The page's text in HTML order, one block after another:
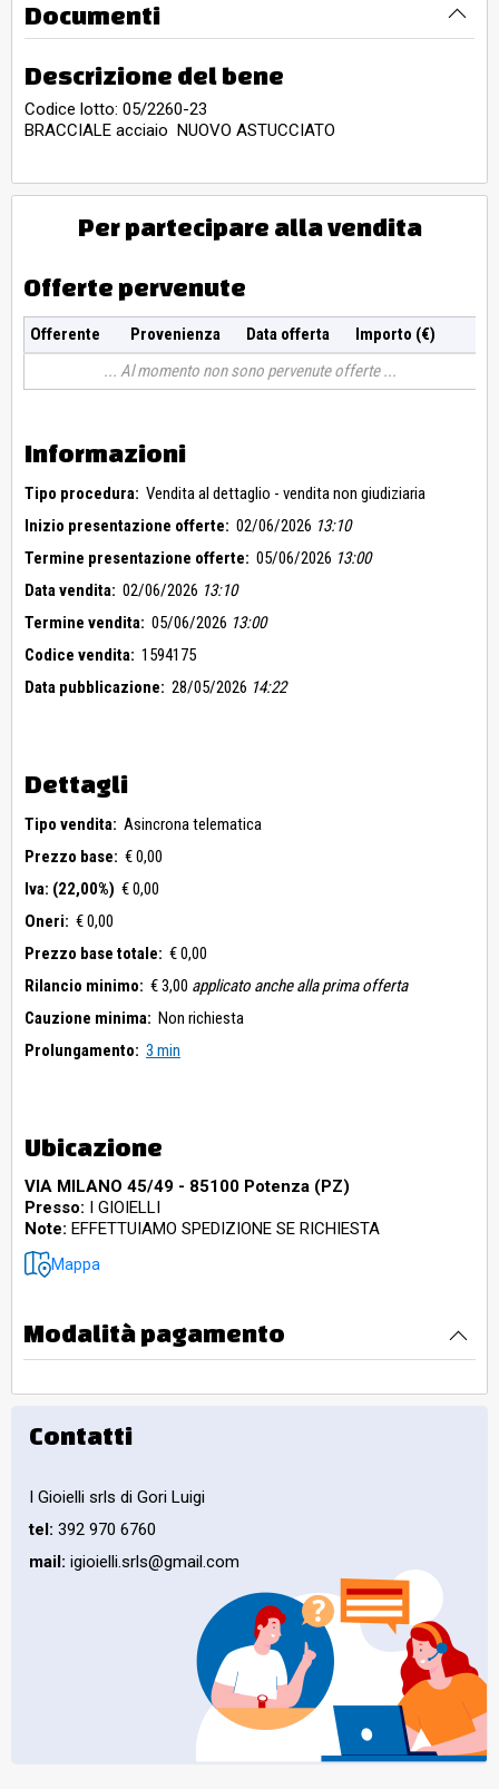
Documenti
Descrizione del bene
Codice lotto: 05/2260-23
BRACCIALE acciaio NUOVO ASTUCCIATO
Per partecipare alla vendita
Offerte pervenute
Offerente Provenienza Data offerta
Importo (€)
Al momento non sono pervenute offerte
Informazioni
Tipo procedura: Vendita al dettaglio - vendita non giudiziaria
Inizio presentazione offerte: 02/06/2026 13:10
Termine presentazione offerte: 05/06/2026 13:00
Data vendita: 02/06/2026 13:10
Termine vendita: 05/06/2026 13:00
Codice vendita: 1594175
Data pubblicazione: 28/05/2026 14:22
Dettagli
Tipo vendita: Asincrona telematica
Prezzo base: € 0,00
Iva: (22,00%) € 0,00
Oneri: € 0,00
Prezzo base totale: € 0,00
Rilancio minimo: € 3,00 applicato anche alla prima offerta
Cauzione minima: Non richiesta
Prolungamento: 3 min
Ubicazione
VIA MILANO 45/49 - 85100 Potenza (PZ)
Presso: I GIOIELLI
Note: EFFETTUIAMO SPEDIZIONE SE RICHIESTA
Mappa
Modalità pagamento
Contatti
I Gioielli srls di Gori Luigi
tel: 392 970 6760
mail: igioielli.srls@gmail.com